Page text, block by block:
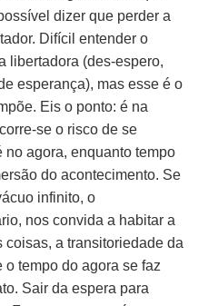
dizer que perder a
Difícil entender o
libertadora (des-espero,
esperança), mas esse é o
Eis o ponto: é na
se o risco de se
no agora, enquanto tempo
do acontecimento. Se
infinito, o
nos convida a habitar a
a transitoriedade da
tempo do agora se faz
Sair da espera para